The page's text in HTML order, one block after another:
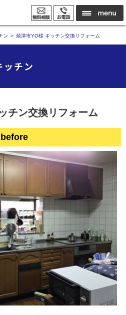
ン 焼津市YO様 キッチン交換リフォーム
ッチン
チン交換リフォーム
before